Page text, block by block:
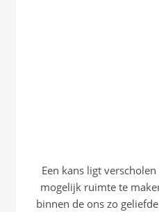
Een kans ligt
mogelijk ruimte te
binnen de ons zo